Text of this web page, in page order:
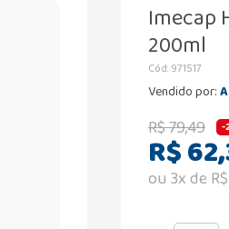
Imecap
200ml
Cód: 971517
Vendido por:
R$79,49 -
R$62,
ou3x de R$